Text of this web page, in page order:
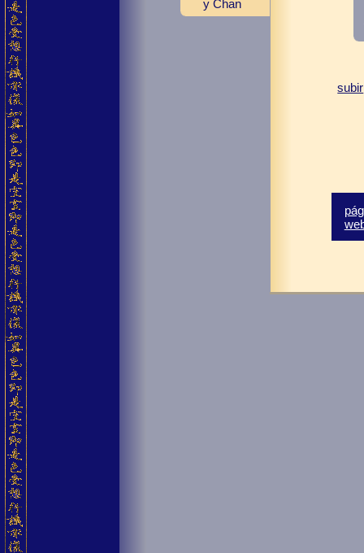
subir
y Chan